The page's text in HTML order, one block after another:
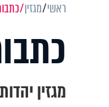
ראשי מגזין
מגזין